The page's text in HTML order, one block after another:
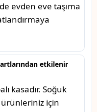
evden eve taşıma
etkilenir
kasadır. Soğuk
ürünleriniz için